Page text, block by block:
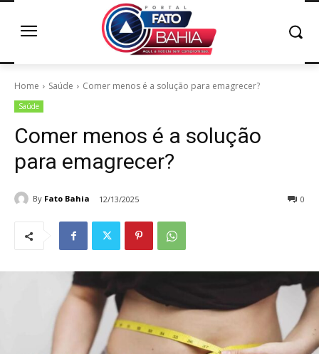
Home Saúde Comer menos é a solução para emagrecer?
Saúde
Comer menos é a solução
para emagrecer?
By Fato Bahia 12/13/2025 0